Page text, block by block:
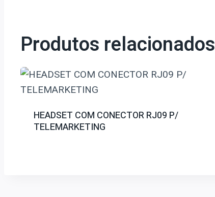
Produtos relacionados
HEADSET COM CONECTOR RJ09 P/
TELEMARKETING